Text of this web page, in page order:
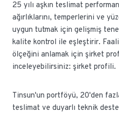
25 yılı aşkın teslimat
ağırlıklarını, temperlerini ve
uygun tutmak için gelişmiş
kalite kontrol ile eşleştirir.
ölçeğini anlamak için şirket
inceleyebilirsiniz: şirket profili.
Tinsun'un portföyü, 20'den
teslimat ve duyarlı teknik